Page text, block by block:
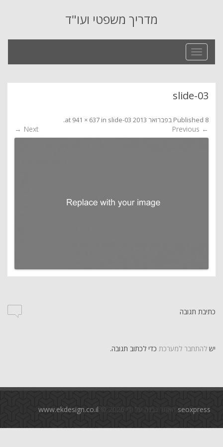
מדריך משפטי ועו"ד
Toggle
navigation
slide-03
Published 8 בפברואר 2013 941 × 637 in slide-03
.
← Previous
Next →
כתיבת תגובה
יש להתחבר למערכת כדי לכתוב תגובה.
seoxpress האתר נבנה על ידי www.ekdesign.co.il © 2026